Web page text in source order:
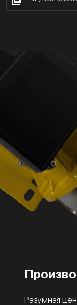
Разумная